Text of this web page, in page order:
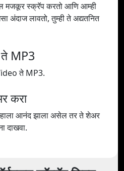
मजकूर स्क्रॅप करतो आणि आम्ही
अंदाज लावतो, तुम्ही ते अद्यतनित
MP3
ते MP3.
करा
आनंद झाला असेल तर ते शेअर
दाखवा.